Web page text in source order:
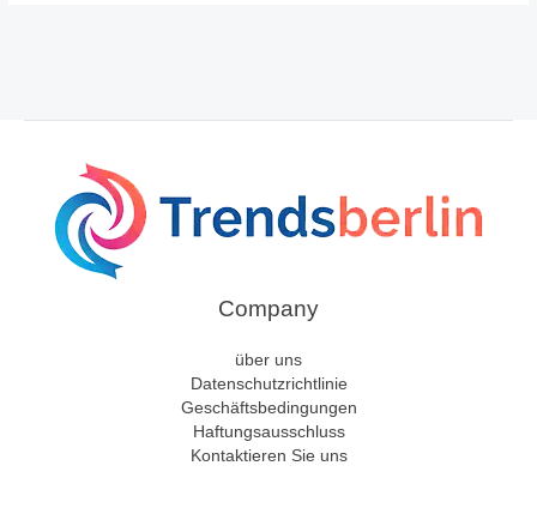
Company
über uns
Datenschutzrichtlinie
Geschäftsbedingungen
Haftungsausschluss
Kontaktieren Sie uns